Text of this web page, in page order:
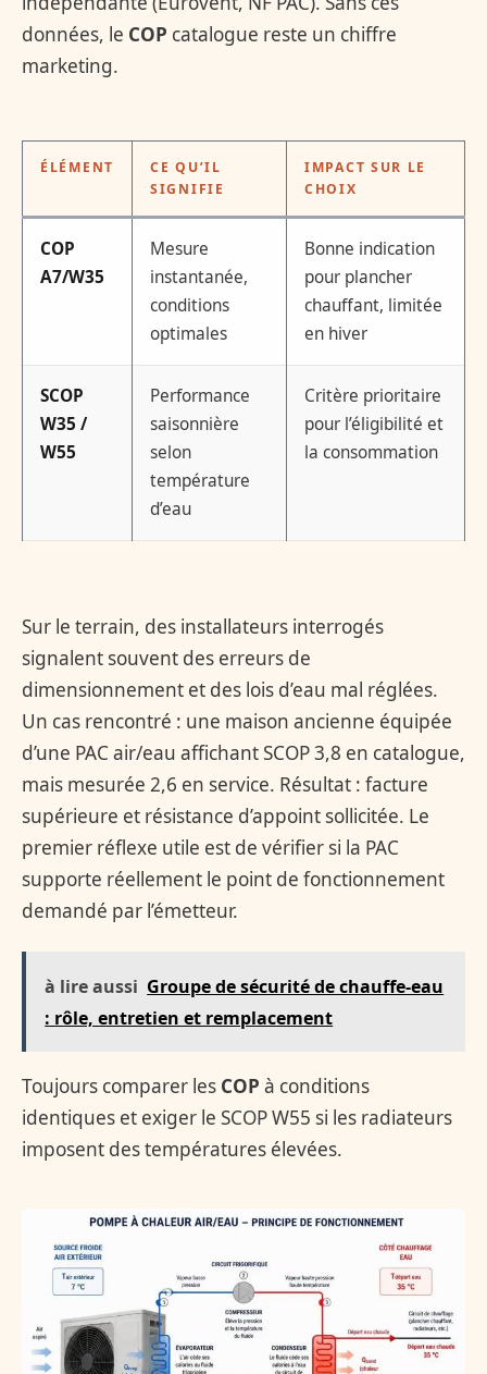
données, le COP catalogue reste un chiffre
marketing.
ÉLÉMENT
CE QU’IL
SIGNIFIE
IMPACT SUR LE
CHOIX
COP
A7/W35
Mesure
instantanée,
conditions
optimales
Bonne indication
pour plancher
chauffant, limitée
en hiver
SCOP
W35 /
W55
Performance
saisonnière
selon
température
d’eau
Critère prioritaire
pour l’éligibilité et
la consommation
Sur le terrain, des installateurs interrogés
signalent souvent des erreurs de
dimensionnement et des lois d’eau mal réglées.
Un cas rencontré : une maison ancienne équipée
d’une PAC air/eau affichant SCOP 3,8 en catalogue,
mais mesurée 2,6 en service. Résultat : facture
supérieure et résistance d’appoint sollicitée. Le
premier réflexe utile est de vérifier si la PAC
supporte réellement le point de fonctionnement
demandé par l’émetteur.
à lire aussi Groupe de sécurité de chauffe-eau
: rôle, entretien et remplacement
Toujours comparer les COP à conditions
identiques et exiger le SCOP W55 si les radiateurs
imposent des températures élevées.